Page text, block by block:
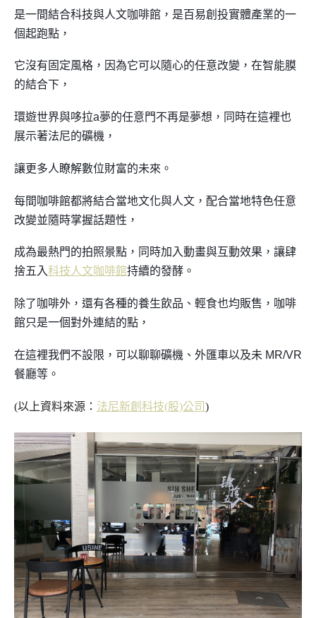
是一間結合科技與人文咖啡館，是百易創投實體產業的一
個起跑點，
它沒有固定風格，因為它可以隨心的任意改變，在智能膜
的結合下，
環遊世界與哆拉a夢的任意門不再是夢想，同時在這裡也
展示著法尼的礦機，
讓更多人瞭解數位財富的未來。
每間咖啡館都將結合當地文化與人文，配合當地特色任意
改變並隨時掌握話題性，
成為最熱門的拍照景點，同時加入動畫與互動效果，讓肆
捨五入科技人文咖啡館持續的發酵。
除了咖啡外，還有各種的養生飲品、輕食也均販售，咖啡
館只是一個對外連結的點，
在這裡我們不設限，可以聊聊礦機、外匯車以及未 MR/VR
餐廳等。
(以上資料來源： 法尼新創科技(股)公司 )